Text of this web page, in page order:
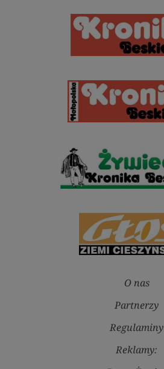
O nas
Partnerzy
Regulaminy
Reklamy: